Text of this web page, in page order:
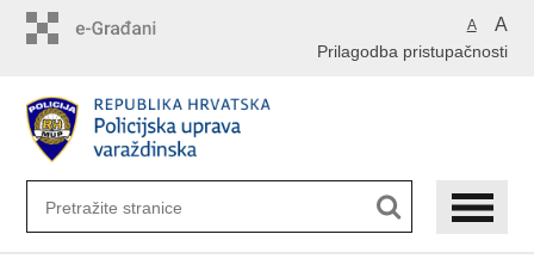
A A
Prilagodba pristupačnosti